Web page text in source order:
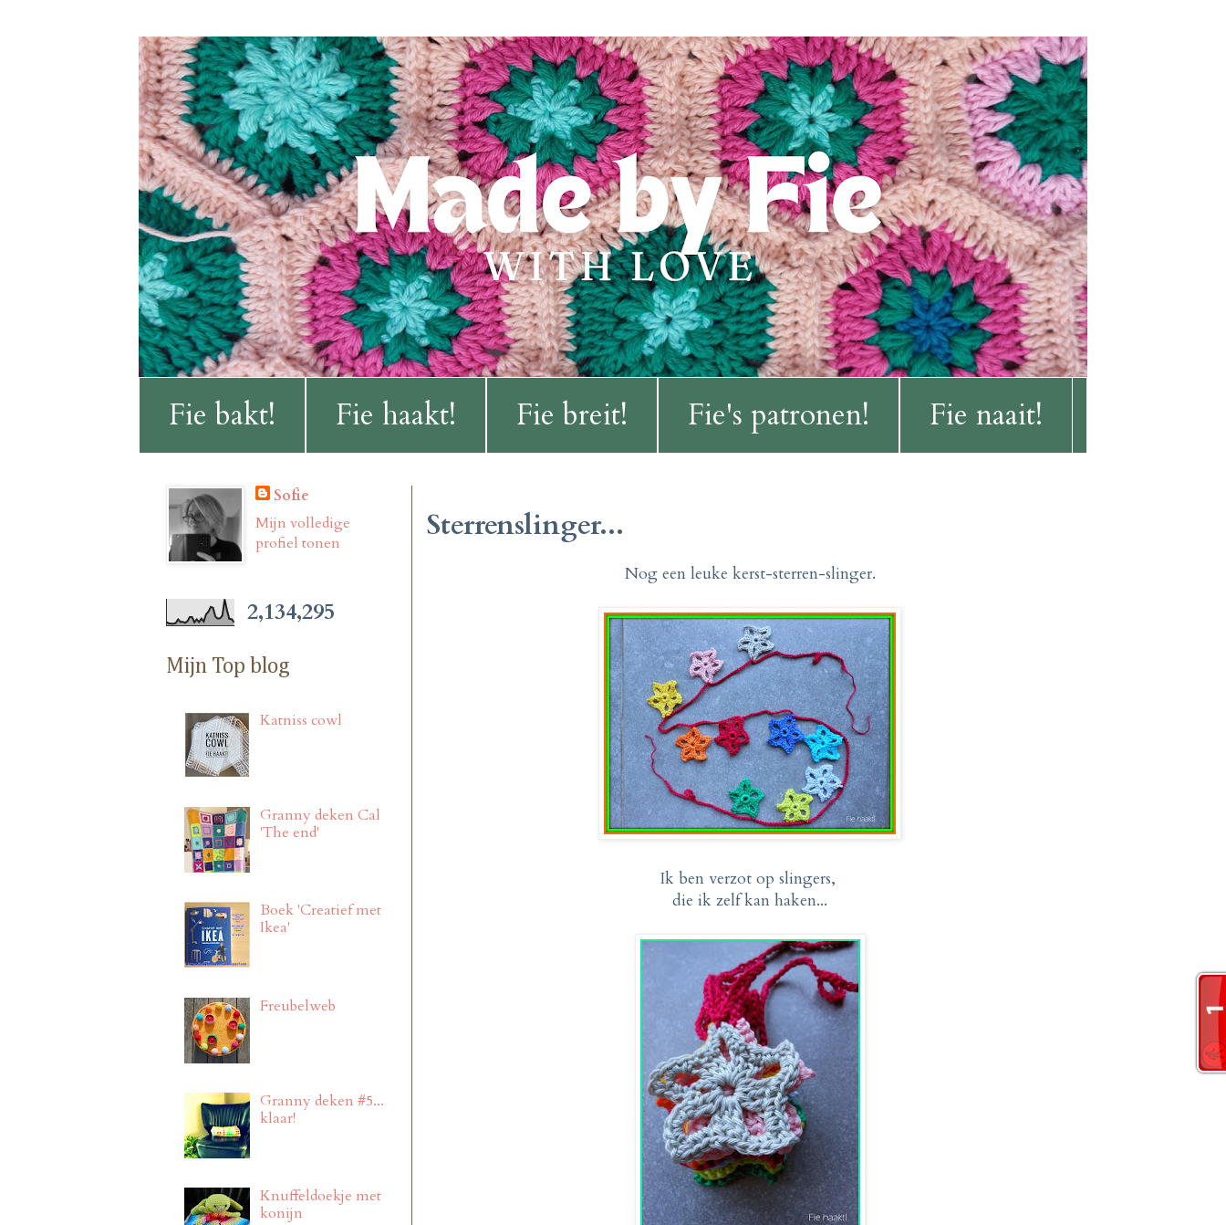
Fie bakt! Fie haakt! Fie breit! Fie's patronen! Fie naait!
Sterrenslinger...
Nog een leuke kerst-sterren-slinger.
Ik ben verzot op slingers,
die ik zelf kan haken...
Sofie
Mijn volledige
profiel tonen
2,134,295
Mijn Top blog
Katniss cowl
Granny deken Cal
'The end'
Boek 'Creatief met
Ikea'
Freubelweb
Granny deken #5...
klaar!
Knuffeldoekje met
konijn